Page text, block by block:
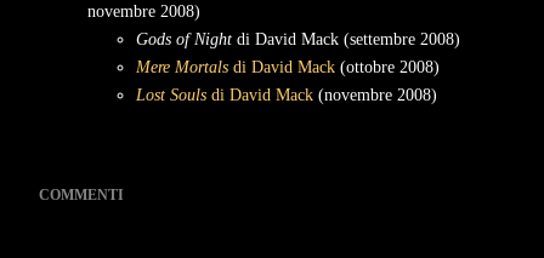
novembre 2008)
Gods of Night di David Mack (settembre 2008)
Mere Mortals di David Mack (ottobre 2008)
Lost Souls di David Mack (novembre 2008)
COMMENTI